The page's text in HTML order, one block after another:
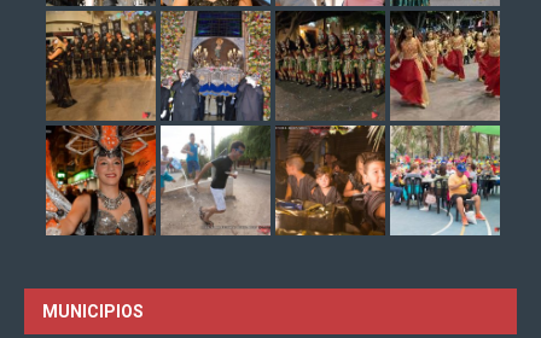
MUNICIPIOS